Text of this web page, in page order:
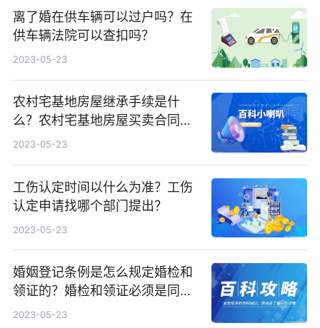
离了婚在供车辆可以过户吗？在
供车辆法院可以查扣吗？
2023-05-23
农村宅基地房屋继承手续是什
么？农村宅基地房屋买卖合同有
效吗？
2023-05-23
工伤认定时间以什么为准？工伤
认定申请找哪个部门提出？
2023-05-23
婚姻登记条例是怎么规定婚检和
领证的？婚检和领证必须是同一
天吗？
2023-05-23